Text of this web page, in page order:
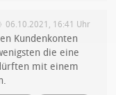
06.10.2021, 16:41 Uhr
Kundenkonten
die eine
mit einem